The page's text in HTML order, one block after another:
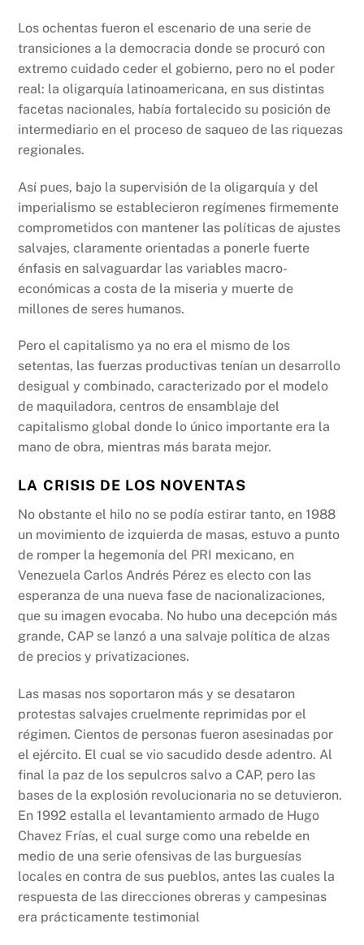
Los ochentas fueron el escenario de una serie de
transiciones a la democracia donde se procuró con
extremo cuidado ceder el gobierno, pero no el poder
real: la oligarquía latinoamericana, en sus distintas
facetas nacionales, había fortalecido su posición de
intermediario en el proceso de saqueo de las riquezas
regionales.
Así pues, bajo la supervisión de la oligarquía y del
imperialismo se establecieron regímenes firmemente
comprometidos con mantener las políticas de ajustes
salvajes, claramente orientadas a ponerle fuerte
énfasis en salvaguardar las variables macro-
económicas a costa de la miseria y muerte de
millones de seres humanos.
Pero el capitalismo ya no era el mismo de los
setentas, las fuerzas productivas tenían un desarrollo
desigual y combinado, caracterizado por el modelo
de maquiladora, centros de ensamblaje del
capitalismo global donde lo único importante era la
mano de obra, mientras más barata mejor.
LA CRISIS DE LOS NOVENTAS
No obstante el hilo no se podía estirar tanto, en 1988
un movimiento de izquierda de masas, estuvo a punto
de romper la hegemonía del PRI mexicano, en
Venezuela Carlos Andrés Pérez es electo con las
esperanza de una nueva fase de nacionalizaciones,
que su imagen evocaba. No hubo una decepción más
grande, CAP se lanzó a una salvaje política de alzas
de precios y privatizaciones.
Las masas nos soportaron más y se desataron
protestas salvajes cruelmente reprimidas por el
régimen. Cientos de personas fueron asesinadas por
el ejército. El cual se vio sacudido desde adentro. Al
final la paz de los sepulcros salvo a CAP, pero las
bases de la explosión revolucionaria no se detuvieron.
En 1992 estalla el levantamiento armado de Hugo
Chavez Frías, el cual surge como una rebelde en
medio de una serie ofensivas de las burguesías
locales en contra de sus pueblos, antes las cuales la
respuesta de las direcciones obreras y campesinas
era prácticamente testimonial